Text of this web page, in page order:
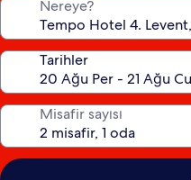
Nereye?
Tarihler
Misafir sayısı